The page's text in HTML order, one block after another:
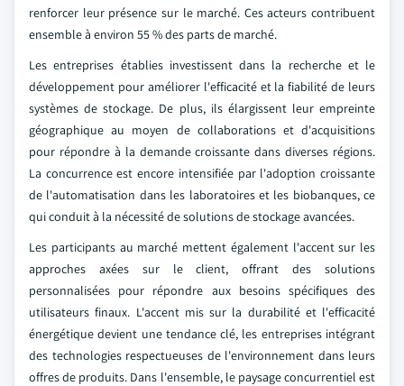
renforcer leur présence sur le marché. Ces acteurs contribuent
ensemble à environ 55 % des parts de marché.
Les entreprises établies investissent dans la recherche et le
développement pour améliorer l'efficacité et la fiabilité de leurs
systèmes de stockage. De plus, ils élargissent leur empreinte
géographique au moyen de collaborations et d'acquisitions
pour répondre à la demande croissante dans diverses régions.
La concurrence est encore intensifiée par l'adoption croissante
de l'automatisation dans les laboratoires et les biobanques, ce
qui conduit à la nécessité de solutions de stockage avancées.
Les participants au marché mettent également l'accent sur les
approches axées sur le client, offrant des solutions
personnalisées pour répondre aux besoins spécifiques des
utilisateurs finaux. L'accent mis sur la durabilité et l'efficacité
énergétique devient une tendance clé, les entreprises intégrant
des technologies respectueuses de l'environnement dans leurs
offres de produits. Dans l'ensemble, le paysage concurrentiel est